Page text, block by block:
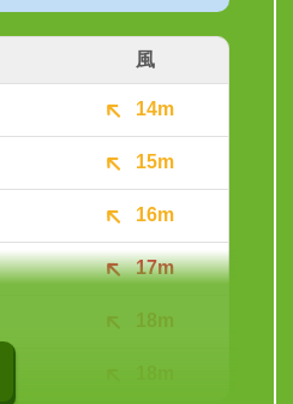
風
14m
15m
16m
17m